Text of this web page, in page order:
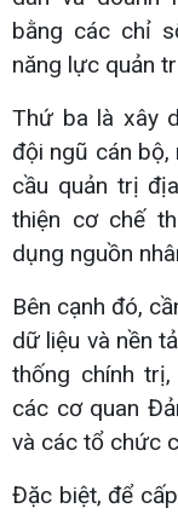
bằng các chỉ
năng lực quản
Thứ ba là xây
đội ngũ cán bộ,
cầu quản trị
thiện cơ chế
dụng nguồn
Bên cạnh đó,
dữ liệu và nền
thống chính
các cơ quan
và các tổ chức
Đặc biệt, để